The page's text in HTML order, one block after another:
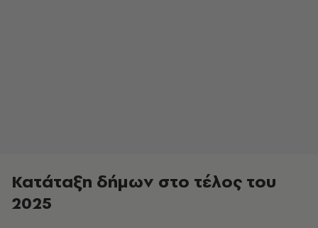
Κατάταξη δήμων στο τέλος του
2025